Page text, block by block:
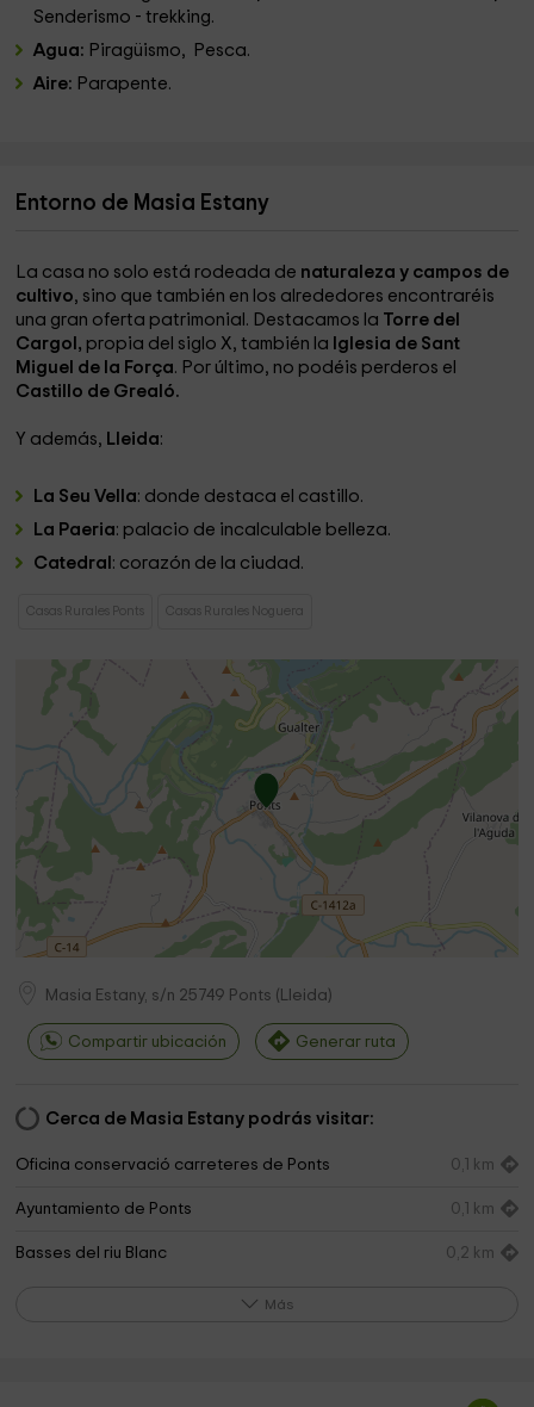
Senderismo - trekking.
Agua: Piragüismo, Pesca.
Aire: Parapente.
Entorno de Masia Estany
La casa no solo está rodeada de naturaleza y campos de
cultivo, sino que también en los alrededores encontraréis
una gran oferta patrimonial. Destacamos la Torre del
Cargol, propia del siglo X, también la Iglesia de Sant
Miguel de la Força. Por último, no podéis perderos el
Castillo de Grealó.
Y además, Lleida:
La Seu Vella: donde destaca el castillo.
La Paeria: palacio de incalculable belleza.
Catedral : corazón de la ciudad.
Casas Rurales Ponts Casas Rurales Noguera
Masia Estany, s/n 25749 Ponts ( Lleida)
Compartir ubicación Generar ruta
Cerca de Masia Estany podrás visitar:
Oficina conservació carreteres de Ponts 0,1 km
Ayuntamiento de Ponts 0,1 km
Basses del riu Blanc 0,2 km
Más